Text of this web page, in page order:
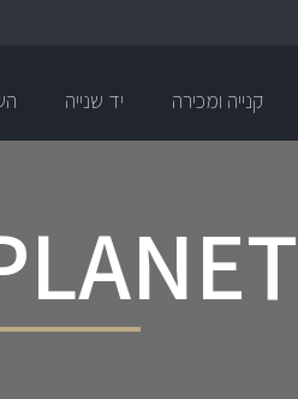
קנייה ומכירה יד שנייה